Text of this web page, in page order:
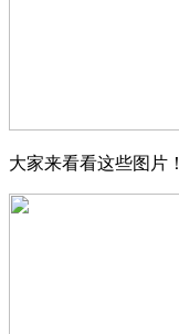
大家来看看这些图片！